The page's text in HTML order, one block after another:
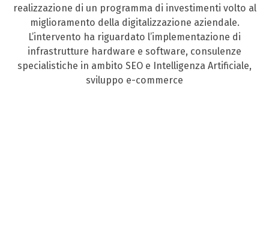
realizzazione di un programma di investimenti volto al
miglioramento della digitalizzazione aziendale.
L’intervento ha riguardato l’implementazione di
infrastrutture hardware e software, consulenze
specialistiche in ambito SEO e Intelligenza Artificiale,
sviluppo e-commerce